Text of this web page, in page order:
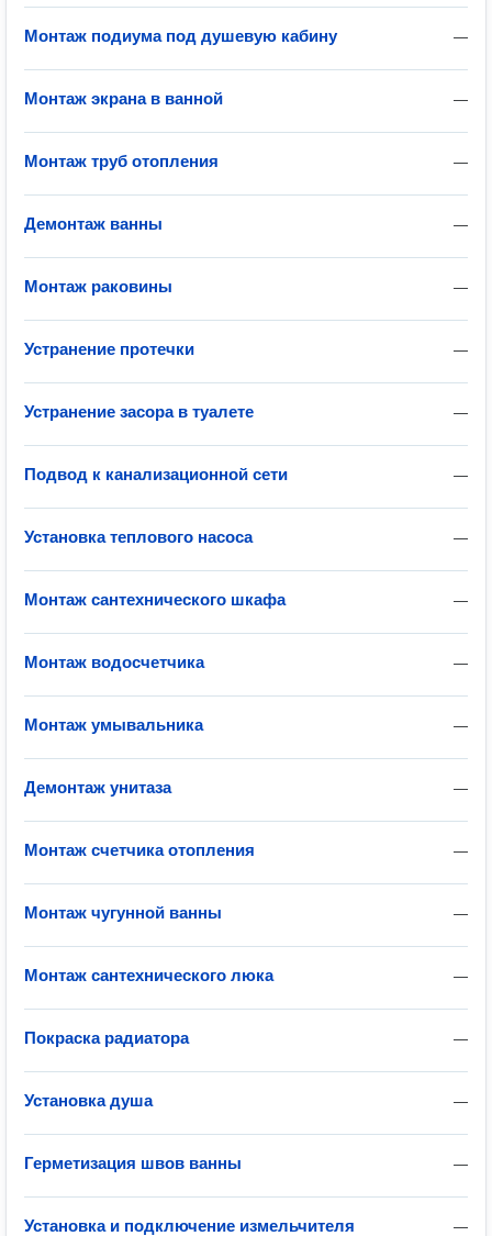
—
Монтаж подиума под душевую кабину
—
Монтаж экрана в ванной
—
Монтаж труб отопления
—
Демонтаж ванны
—
Монтаж раковины
—
Устранение протечки
—
Устранение засора в туалете
—
Подвод к канализационной сети
—
Установка теплового насоса
—
Монтаж сантехнического шкафа
—
Монтаж водосчетчика
—
Монтаж умывальника
—
Демонтаж унитаза
—
Монтаж счетчика отопления
—
Монтаж чугунной ванны
—
Монтаж сантехнического люка
—
Покраска радиатора
—
Установка душа
—
Герметизация швов ванны
—
Установка и подключение измельчителя